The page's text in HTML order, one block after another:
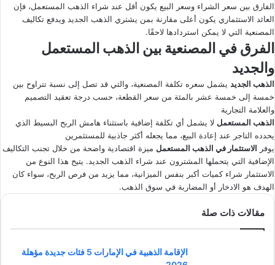
الفارق بين سعر الشراء وسعر البيع يكون أقل عند شراء الذهب المستعمل، فإن
العائد الاستثماري يكون أعلى مقارنة بمن يشتري الذهب الجديد ويدفع تكاليف
المصنعية التي لا يمكن استردادها لاحقًا.
الفرق في المصنعية بين الذهب المستعمل
والجديد
الذهب الجديد يشمل سعره تكلفة المصنعية، والتي قد تصل إلى نسبة تتراوح بين
خمسة إلى خمسة عشر بالمئة من سعر القطعة، حسب درجة تعقيد التصميم
والعلامة التجارية
الذهب المستعمل لا يشمل أي تكلفة إضافية باستثناء هامش الربح البسيط الذي
يحدده التاجر عند إعادة البيع، مما يجعله أكثر جاذبية للمستثمرين
يوفر الاستثمار في الذهب المستعمل ميزة اقتصادية واضحة من خلال تجنب التكاليف
الإضافية التي يتحملها المشترون عند شراء الذهب الجديد. يتيح هذا النوع من
الاستثمار شراء كميات أكبر بنفس الميزانية، مما يزيد من فرص الربح، سواء كان
الهدف هو الادخار أو المضاربة في سوق الذهب.
مقالات ذات صلة
الإقامة الذهبية في الإمارات 5 فئات جديدة مؤهلة